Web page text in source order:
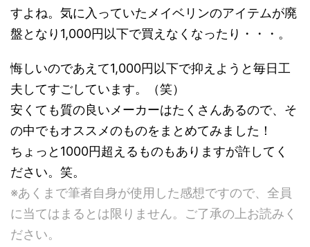
すよね。気に入っていたメイベリンのアイテムが廃
盤となり1,000円以下で買えなくなったり・・・。
悔しいのであえて1,000円以下で抑えようと毎日工
夫してすごしています。（笑）
安くても質の良いメーカーはたくさんあるので、そ
の中でもオススメのものをまとめてみました！
ちょっと1000円超えるものもありますが許してく
ださい。笑。
※あくまで筆者自身が使用した感想ですので、全員
に当てはまるとは限りません。ご了承の上お読みく
ださい。